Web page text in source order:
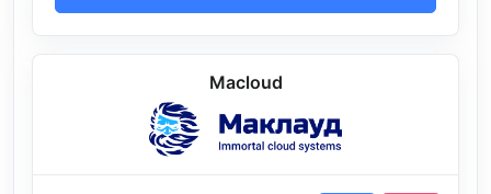
Macloud